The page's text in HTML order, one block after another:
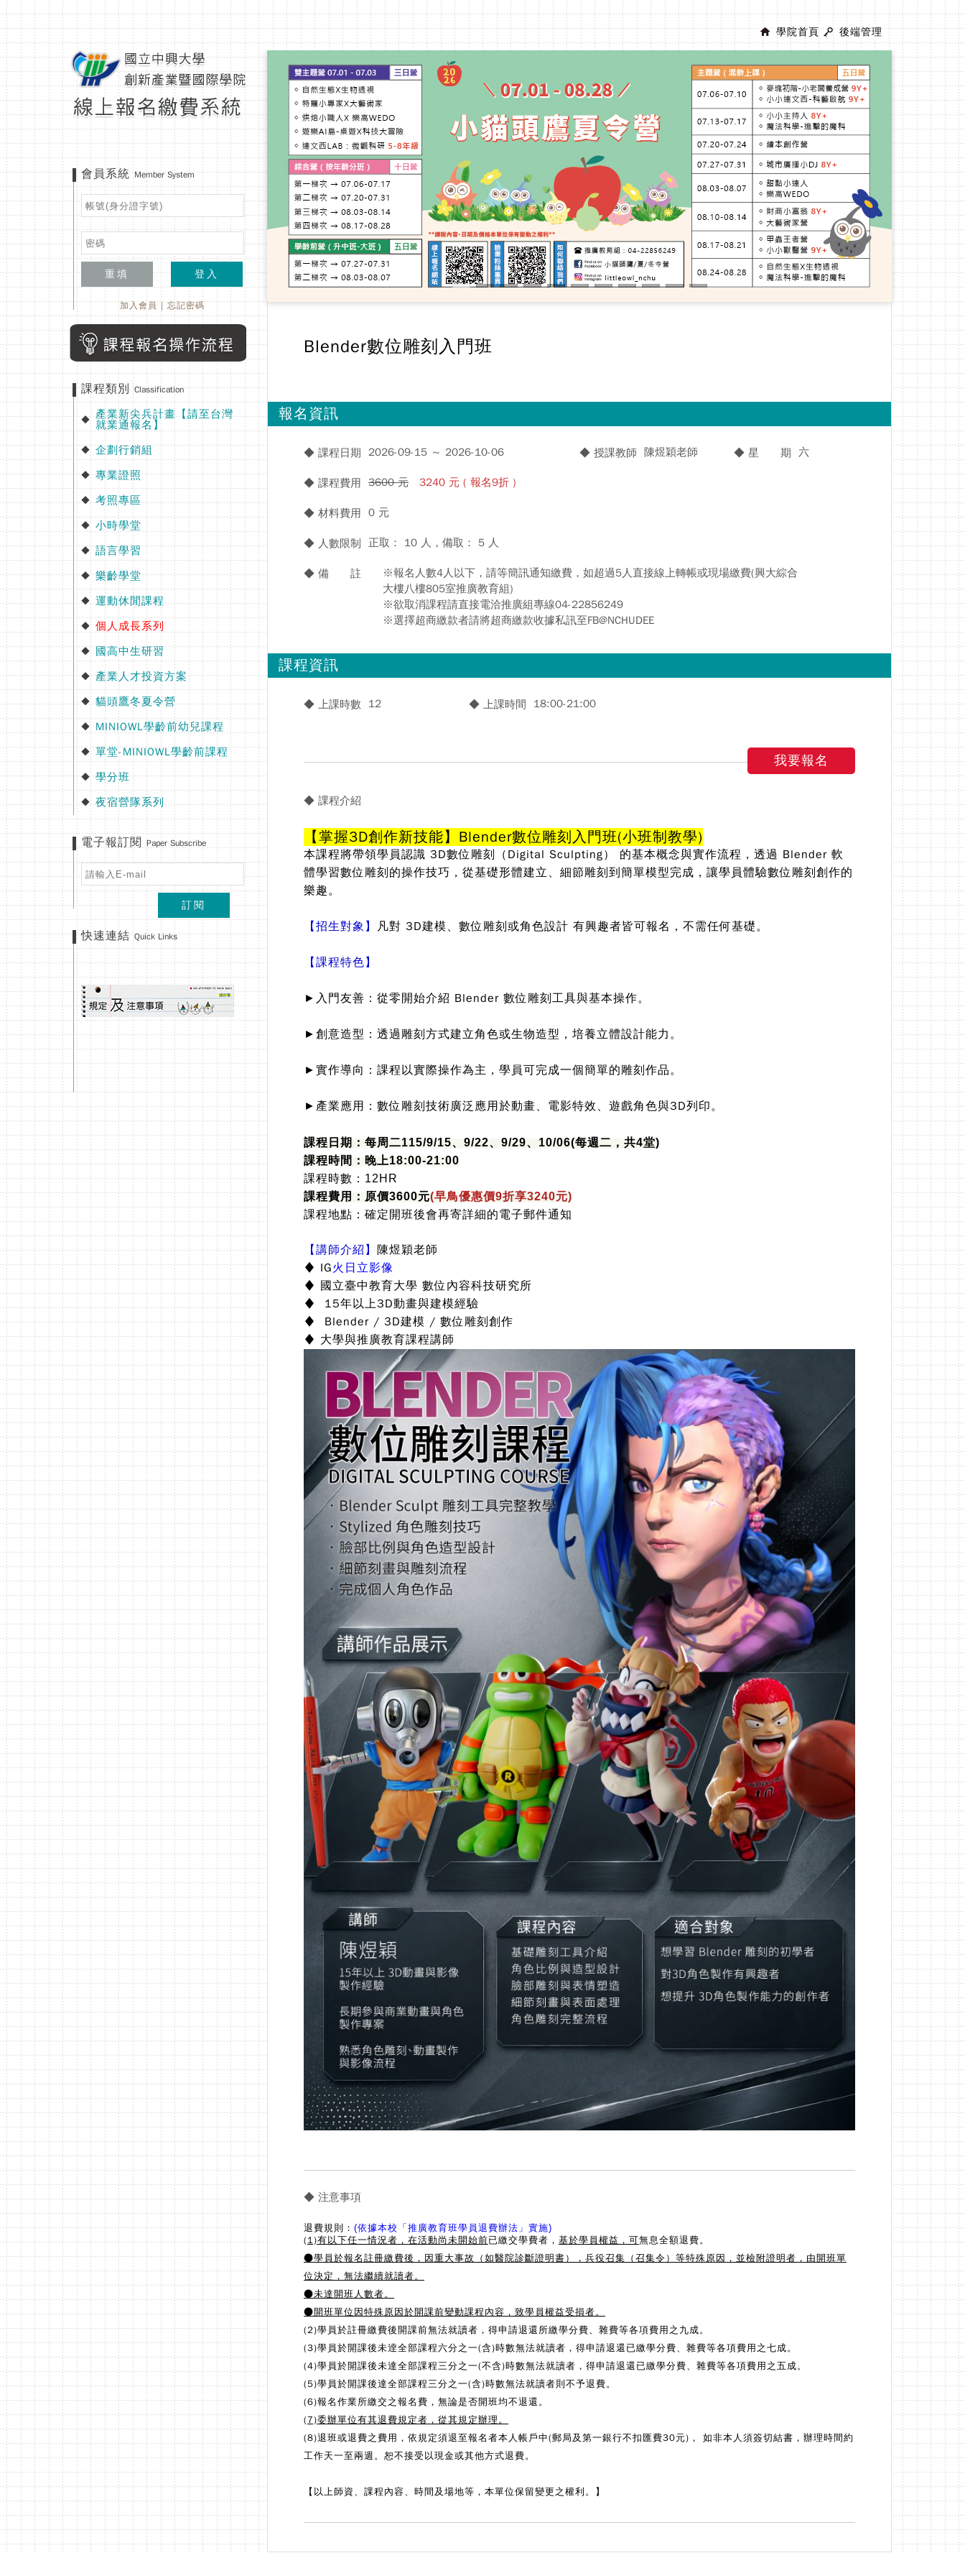
學院首頁 後端管理
會員系統Member System
重填 登入
加入會員|忘記密碼
課程類別Classification
◆ 產業新尖兵計畫【請至台灣
就業通報名】
◆ 企劃行銷組
◆ 專業證照
◆ 考照專區
◆ 小時學堂
◆ 語言學習
◆ 樂齡學堂
◆ 運動休閒課程
◆ 個人成長系列
◆ 國高中生研習
◆ 產業人才投資方案
◆ 貓頭鷹冬夏令營
◆ MINIOWL學齡前幼兒課程
◆ 單堂-MINIOWL學齡前課程
◆ 學分班
◆ 夜宿營隊系列
電子報訂閱 Paper Subscribe
訂閱
快速連結Quick Links
Blender數位雕刻入門班
報名資訊
◆ 課程日期 2026-09-15 ～ 2026-10-06
◆ 課程費用 3600 元 3240 元 ( 報名9折 )
◆ 材料費用 0 元
◆ 人數限制 正取： 10 人，備取： 5 人
◆ 授課教師 陳煜穎老師 ◆ 星 期 六
◆ 備 註
※報名人數4人以下，請等簡訊通知繳費，如超過5人直接線上轉帳或現場繳費(興大綜合
大樓八樓805室推廣教育組)
※欲取消課程請直接電洽推廣組專線04-22856249
※選擇超商繳款者請將超商繳款收據私訊至FB@NCHUDEE
課程資訊
◆ 上課時數 12 ◆ 上課時間 18:00-21:00
我要報名
◆ 課程介紹
【掌握3D創作新技能】Blender數位雕刻入門班(小班制教學)
本課程將帶領學員認識 3D數位雕刻（Digital Sculpting） 的基本概念與實作流程，透過 Blender 軟
體學習數位雕刻的操作技巧，從基礎形體建立、細節雕刻到簡單模型完成，讓學員體驗數位雕刻創作的
樂趣。
【招生對象】 凡對 3D建模、數位雕刻或角色設計 有興趣者皆可報名，不需任何基礎。
【課程特色】
►入門友善：從零開始介紹 Blender 數位雕刻工具與基本操作。
►創意造型：透過雕刻方式建立角色或生物造型，培養立體設計能力。
►實作導向：課程以實際操作為主，學員可完成一個簡單的雕刻作品。
►產業應用：數位雕刻技術廣泛應用於動畫、電影特效、遊戲角色與3D列印。
課程日期 ： 每周二115/9/15、9/22、9/29、10/06(每週二，共4堂)
課程時間：晚上18:00-21:00
課程時數：12HR
課程費用：原價3600元(早鳥優惠價9折享3240元)
課程地點 ： 確定開班後會再寄詳細的電子郵件通知
【講師介紹】 陳煜穎老師
♦ IG火日立影像
♦ 國立臺中教育大學 數位內容科技研究所
♦ 15年以上3D動畫與建模經驗
♦ Blender / 3D建模 / 數位雕刻創作
♦ 大學與推廣教育課程講師
◆ 注意事項
退費規則： (依據本校「推廣教育班學員退費辦法」實施)
(1)有以下任一情況者，在活動尚未開始前已繳交學費者， 基於學員權益，可無息全額退費。
●學員於報名註冊繳費後，因重大事故（如醫院診斷證明書），兵役召集（召集令）等特殊原因，並檢附證明者，由開班單
位決定，無法繼續就讀者。
●未達開班人數者。
●開班單位因特殊原因於開課前變動課程內容，致學員權益受損者。
(2)學員於註冊繳費後開課前無法就讀者，得申請退還所繳學分費、雜費等各項費用之九成。
(3)學員於開課後未逹全部課程六分之一(含)時數無法就讀者，得申請退還已繳學分費、雜費等各項費用之七成。
(4)學員於開課後未達全部課程三分之一(不含)時數無法就讀者，得申請退還已繳學分費、雜費等各項費用之五成。
(5)學員於開課後達全部課程三分之一(含)時數無法就讀者則不予退費。
(6)報名作業所繳交之報名費，無論是否開班均不退還。
(7)委辦單位有其退費規定者，從其規定辦理。
(8)退班或退費之費用，依規定須退至報名者本人帳戶中(郵局及第一銀行不扣匯費30元)， 如非本人須簽切結書，辦理時間約
工作天一至兩週。恕不接受以現金或其他方式退費。
【以上師資、課程內容、時間及場地等，本單位保留變更之權利。】